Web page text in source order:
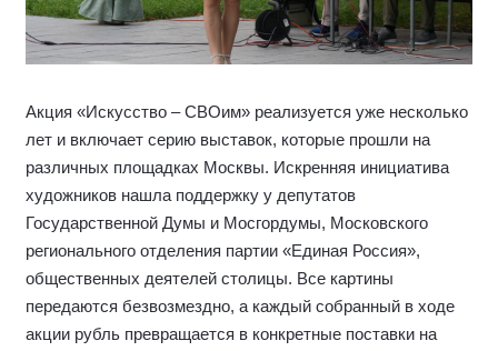
Акция «Искусство – СВОим» реализуется уже несколько
лет и включает серию выставок, которые прошли на
различных площадках Москвы. Искренняя инициатива
художников нашла поддержку у депутатов
Государственной Думы и Мосгордумы, Московского
регионального отделения партии «Единая Россия»,
общественных деятелей столицы. Все картины
передаются безвозмездно, а каждый собранный в ходе
акции рубль превращается в конкретные поставки на